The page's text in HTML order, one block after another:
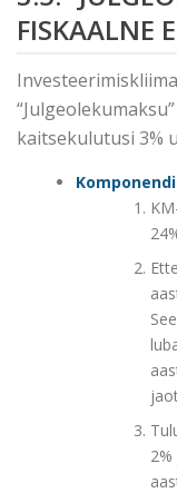
FISKAALNE
kaitsekulutusi 3%